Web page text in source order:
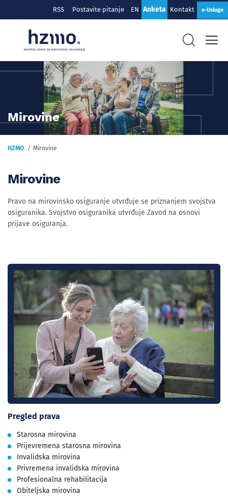
RSS Postavite pitanje EN Anketa Kontakt e-Usluge
Mirovine
HZMO Mirovine
Mirovine
Pravo na mirovinsko osiguranje utvrđuje se priznanjem svojstva
osiguranika. Svojstvo osiguranika utvrđuje Zavod na osnovi
prijave osiguranja.
Pregled prava
Starosna mirovina
Prijevremena starosna mirovina
Invalidska mirovina
Privremena invalidska mirovina
Profesionalna rehabilitacija
Obiteljska mirovina